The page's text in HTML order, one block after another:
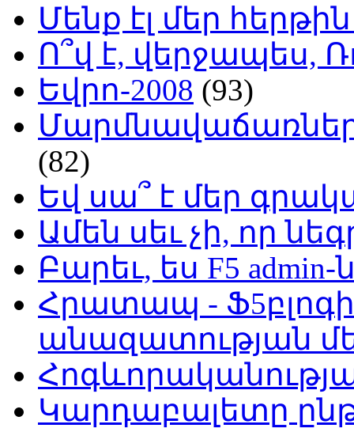
Մենք էլ մեր
Ո՞վ է, վերջապես,
Եվրո-2008 (93)
Մարմնավաճառներ
(82)
Եվ սա՞ է մեր
Ամեն սեւ չի, որ
Բարեւ, ես F5 admin-
Հրատապ -
անազատության
Կարդաբալետը